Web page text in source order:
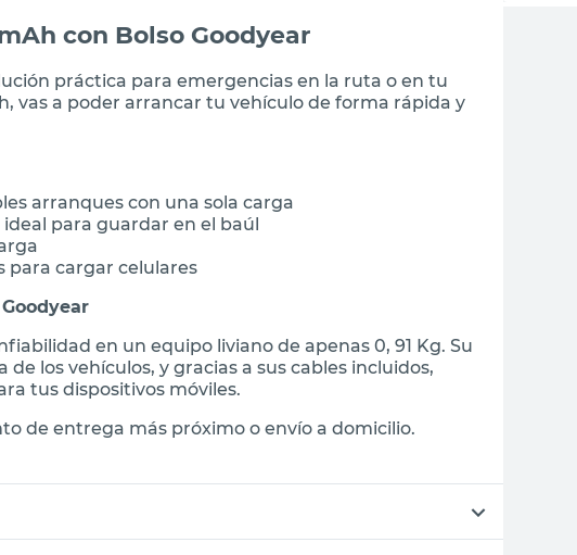
con Bolso Goodyear
práctica para emergencias en la ruta o en tu
vas a poder arrancar tu vehículo de forma rápida y
arranques con una sola carga
ideal para guardar en el baúl
para cargar celulares
en un equipo liviano de apenas 0, 91 Kg. Su
los vehículos, y gracias a sus cables incluidos,
tus dispositivos móviles.
de entrega más próximo o envío a domicilio.